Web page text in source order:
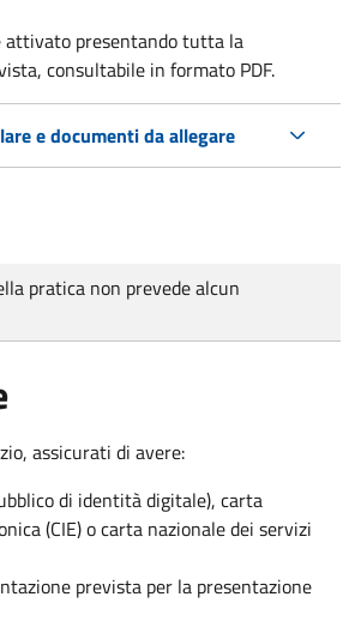
attivato presentando tutta la
consultabile in formato PDF.
e documenti da allegare
pratica non prevede alcun
assicurati di avere:
di identità digitale), carta
(CIE) o carta nazionale dei servizi
prevista per la presentazione